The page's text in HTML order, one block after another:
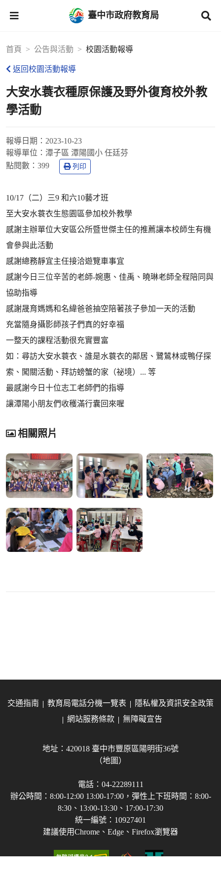
臺中市政府教育局
首頁 公告與活動 校園活動報導
返回校園活動報導
大安水蓑衣種原保護及野外復育校外教
學活動
報導日期： 2023-10-23
報導單位： 潭子區 潭陽國小 任廷芬
點閱數： 399 列印
10/17（二）三9 和六10藝才班
至大安水蓑衣生態園區參加校外教學
感謝主辦單位大安區公所暨世傑主任的推薦讓本校師生有機
會參與此活動
感謝總務靜宜主任接洽遊覽車事宜
感謝今日三位辛苦的老師-婉惠、佳禹、曉琳老師全程陪同與
協助指導
感謝晟育媽媽和名緯爸爸抽空陪著孩子參加一天的活動
充當隨身攝影師孩子們真的好幸福
一整天的課程活動很充實豐富
如：尋訪大安水蓑衣、誰是水蓑衣的鄰居、鷺鷥林或鴨仔探
索、闖關活動、拜訪螃蟹的家（祕境）... 等
最感謝今日十位志工老師們的指導
讓潭陽小朋友們收穫滿行囊回來喔
相關照片
交通指南 教育局電話分機一覽表
隱私權及資訊安全政策
網站服務條款
無障礙宣告
地址：420018 臺中市豐原區陽明街36號
（地圖）
電話：04-22289111
辦公時間：8:00-12:00 13:00-17:00，彈性上下班時間：8:00-
8:30、13:00-13:30、17:00-17:30
統一編號：10927401
建議使用Chrome、Edge、Firefox瀏覽器